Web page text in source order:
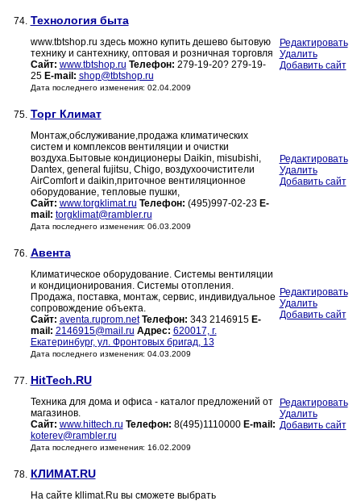
74. Технология быта
www.tbtshop.ru здесь можно купить дешево бытовую
технику и сантехнику, оптовая и розничная торговля
Сайт: www.tbtshop.ru Телефон: 279-19-20? 279-19-
25 E-mail: shop@tbtshop.ru
Дата последнего изменения: 02.04.2009
Редактировать
Удалить
Добавить сайт
75. Торг Климат
Монтаж,обслуживание,продажа климатических
систем и комплексов вентиляции и очистки
воздуха.Бытовые кондиционеры Daikin, misubishi,
Dantex, general fujitsu, Chigo, воздухоочистители
AirComfort и daikin,приточное вентиляционное
оборудование, тепловые пушки,
Сайт: www.torgklimat.ru Телефон: (495)997-02-23 E-
mail: torgklimat@rambler.ru
Дата последнего изменения: 06.03.2009
Редактировать
Удалить
Добавить сайт
76. Авента
Климатическое оборудование. Системы вентиляции
и кондиционирования. Системы отопления.
Продажа, поставка, монтаж, сервис, индивидуальное
сопровождение объекта.
Сайт: aventa.ruprom.net Телефон: 343 2146915 E-
mail: 2146915@mail.ru Адрес: 620017, г.
Екатеринбург, ул. Фронтовых бригад, 13
Дата последнего изменения: 04.03.2009
Редактировать
Удалить
Добавить сайт
77. HitTech.RU
Техника для дома и офиса - каталог предложений от
магазинов.
Сайт: www.hittech.ru Телефон: 8(495)1110000 E-mail:
koterev@rambler.ru
Дата последнего изменения: 16.02.2009
Редактировать
Удалить
Добавить сайт
78. КЛИМАТ.RU
На сайте kllimat.Ru вы сможете выбрать